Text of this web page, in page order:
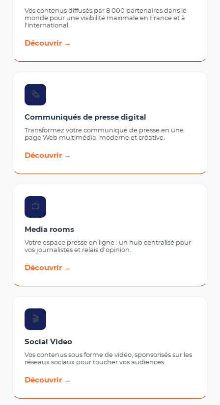
Vos contenus diffusés par 8 000 partenaires dans le
monde pour une visibilité maximale en France et à
l'international.
Découvrir →
🗞️
Communiqués de presse digital
Transformez votre communiqué de presse en une
page Web multimédia, moderne et créative.
Découvrir →
📺
Media rooms
Votre espace presse en ligne : un hub centralisé pour
vos journalistes et relais d'opinion.
Découvrir →
🎬
Social Video
Vos contenus sous forme de vidéo, sponsorisés sur les
réseaux sociaux pour toucher vos audiences.
Découvrir →